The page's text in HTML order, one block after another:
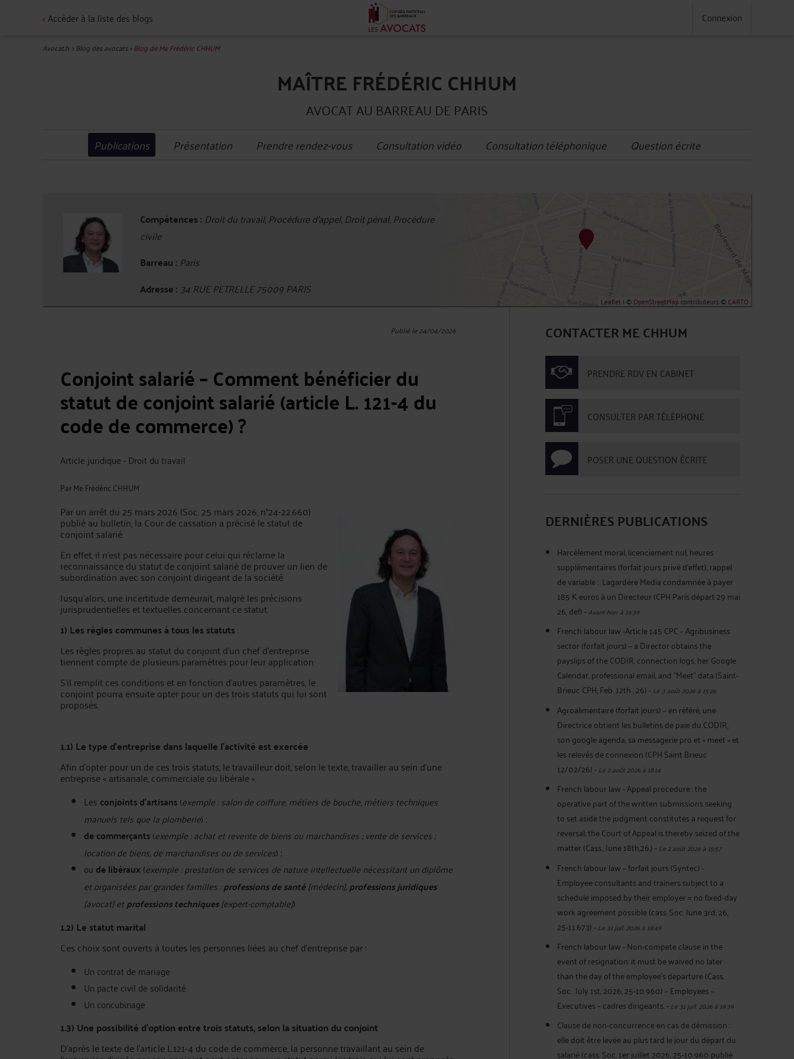
<Accéder à la liste des blogs Connexion
Avocat.fr>Blog des avocats>Blog de Me Frédéric CHHUM
MAÎTRE FRÉDÉRIC CHHUM
AVOCAT AU BARREAU DE PARIS
Publications Présentation Prendre rendez-vous Consultation vidéo Consultation téléphonique Question écrite
Compétences : Droit du travail, Procédure d'appel, Droit pénal, Procédure
civile
Barreau : Paris
Adresse : 34 RUE PETRELLE 75009 PARIS
−
Leaflet | ©OpenStreetMapcontributeurs ©CARTO
Publié le 24/04/2026
Conjoint salarié – Comment bénéficier du
statut de conjoint salarié (article L. 121-4 du
code de commerce) ?
Article juridique - Droit du travail
ParMe Frédéric CHHUM
Par un arrêt du 25 mars 2026 (Soc. 25 mars 2026, n°24-22.660)
publié au bulletin, la Cour de cassation a précisé le statut de
conjoint salarié.
En effet, il n’est pas nécessaire pour celui qui réclame la
reconnaissance du statut de conjoint salarié de prouver un lien de
subordination avec son conjoint dirigeant de la société.
Jusqu’alors, une incertitude demeurait, malgré les précisions
jurisprudentielles et textuelles concernant ce statut.
1) Les règles communes à tous les statuts
Les règles propres au statut du conjoint d’un chef d’entreprise
tiennent compte de plusieurs paramètres pour leur application.
S’il remplit ces conditions et en fonction d’autres paramètres, le
conjoint pourra ensuite opter pour un des trois statuts qui lui sont
proposés.
1.1) Le type d’entreprise dans laquelle l’activité est exercée
Afin d’opter pour un de ces trois statuts, le travailleur doit, selon le texte, travailler au sein d’une
entreprise « artisanale, commerciale ou libérale ».
Les conjoints d’artisans(exemple : salon de coiffure, métiers de bouche, métiers techniques
manuels tels que la plomberie) ;
de commerçants(exemple : achat et revente de biens ou marchandises ; vente de services ;
location de biens, de marchandises ou de services) ;
ou de libéraux(exemple : prestation de services de nature intellectuelle nécessitant un diplôme
et organisées par grandes familles :professions de santé[médecin],professions juridiques
[avocat] etprofessions techniques[expert-comptable]).
1.2) Le statut marital
Ces choix sont ouverts à toutes les personnes liées au chef d’entreprise par :
Un contrat de mariage
Un pacte civil de solidarité
Un concubinage
1.3) Une possibilité d’option entre trois statuts, selon la situation du conjoint
D’après le texte de l’article L.121-4 du code de commerce, la personne travaillant au sein de
CONTACTER ME CHHUM
PRENDRE RDV EN CABINET
CONSULTER PAR TÉLÉPHONE
POSER UNE QUESTION ÉCRITE
DERNIÈRES PUBLICATIONS
Harcèlement moral, licenciement nul, heures
supplémentaires (forfait jours privé d’effet), rappel
de variable : Lagardère Media condamnée à payer
185 K euros à un Directeur (CPH Paris départ 29 mai
26, def)-Avant-hier à 19:39
French labour law -Article 145 CPC – Agribusiness
sector (forfait jours) – a Director obtains the
payslips of the CODIR, connection logs, her Google
Calendar, professional email, and "Meet" data (Saint-
Brieuc CPH, Feb. 12th , 26)-Le 3 août 2026 à 15:26
Agroalimentaire (forfait jours) – en référé, une
Directrice obtient les bulletins de paie du CODIR,
son google agenda, sa messagerie pro et « meet » et
les relevés de connexion (CPH Saint Brieuc
12/02/26)-Le 2 août 2026 à 18:14
French labour law - Appeal procedure : the
operative part of the written submissions seeking
to set aside the judgment constitutes a request for
reversal; the Court of Appeal is thereby seized of the
matter (Cass., June 18th,26,)-Le 2 août 2026 à 15:57
French labour law – forfait jours (Syntec) -
Employee consultants and trainers subject to a
schedule imposed by their employer = no fixed-day
work agreement possible (cass. Soc. June 3rd, 26,
25-11.673)-Le 31 juil. 2026 à 19:49
French labour law - Non-compete clause in the
event of resignation: it must be waived no later
than the day of the employee's departure (Cass.
Soc. July 1st, 2026, 25-10.960) – Employees –
Executives – cadres dirigeants.-Le 31 juil. 2026 à 19:39
Clause de non-concurrence en cas de démission :
elle doit être levée au plus tard le jour du départ du
salarié (cass. Soc. 1er juillet 2026, 25-10.960 publié